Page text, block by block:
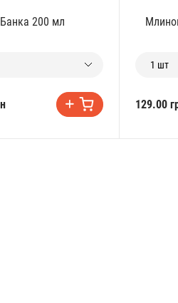
Банка 200 мл
1 шт
129.00